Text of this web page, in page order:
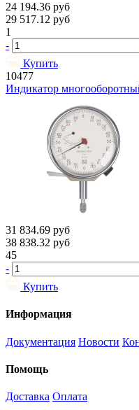
24 194.36 руб
29 517.12 руб
1
-
Купить
10477
Индикатор
31 834.69 руб
38 838.32 руб
45
-
Купить
Информация
Документация Новости
Помощь
Доставка Оплата